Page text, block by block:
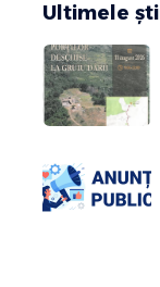
Ultimele